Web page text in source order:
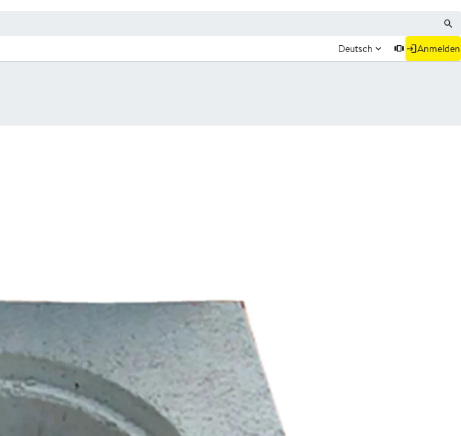
Deutsch Anmelden